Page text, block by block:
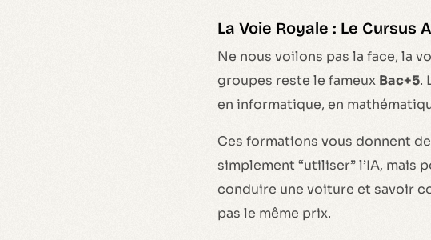
La Voie Royale : Le Cursus
Ne nous voilons pas la face, la
groupes reste le fameux Bac+5.
en informatique, en
Ces formations vous donnent
simplement “utiliser” l’IA, mais
conduire une voiture et savoir
pas le même prix.